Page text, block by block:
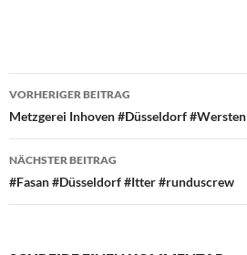
Beitragsnavigation
VORHERIGER BEITRAG
Metzgerei Inhoven #Düsseldorf #Wersten
NÄCHSTER BEITRAG
#Fasan #Düsseldorf #Itter #runduscrew